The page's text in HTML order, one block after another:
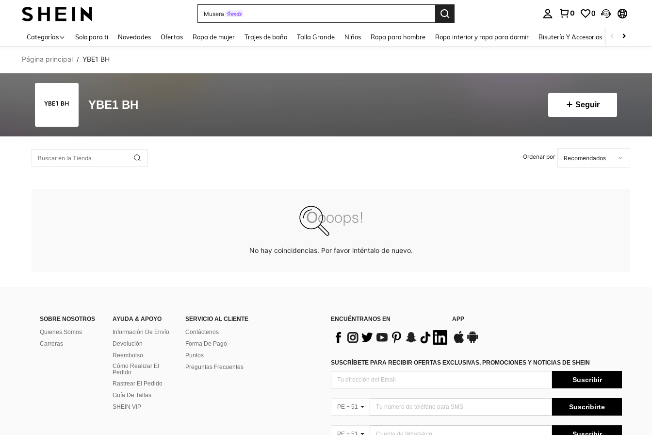
Musera
0 0
Categorías Solo para ti Novedades Ofertas Ropa de mujer Trajes de baño Talla Grande Niños Ropa para hombre Ropa interior y ropa para dormir Bisutería Y Accesorios Zapatos
Página principal / YBE1 BH
YBE1 BH Seguir
Ordenar por
No hay coincidencias. Por favor inténtalo de nuevo.
SOBRE NOSOTROS
Quienes Somos
Carreras
AYUDA & APOYO
Información De Envío
Devolución
Reembolso
Cómo Realizar El
Pedido
Rastrear El Pedido
Guía De Tallas
SHEIN VIP
SERVICIO AL CLIENTE
Contáctenos
Forma De Pago
Puntos
Preguntas Frecuentes
ENCUÉNTRANOS EN APP
SUSCRÍBETE PARA RECIBIR OFERTAS EXCLUSIVAS, PROMOCIONES Y NOTICIAS DE SHEIN
Suscribir
PE + 51 Suscribirte